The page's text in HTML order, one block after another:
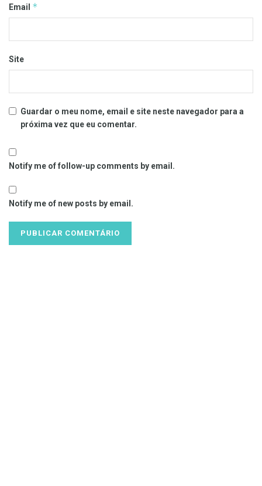
Email *
Site
Guardar o meu nome, email e site neste navegador para a
próxima vez que eu comentar.
Notify me of follow-up comments by email.
Notify me of new posts by email.